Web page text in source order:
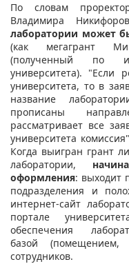
По словам
Владимира
лаборатории может
(как мегагрант
(полученный по
университета). "Если
университета, то в
название
прописаны
рассматривает все
университета
Когда выигран грант
лаборатории,
оформления: выходит
подразделения и
интернет-сайт
портале
обеспечения
базой (помещением,
сотрудников.